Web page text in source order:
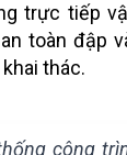
trực tiếp
toàn đập
thác.
công